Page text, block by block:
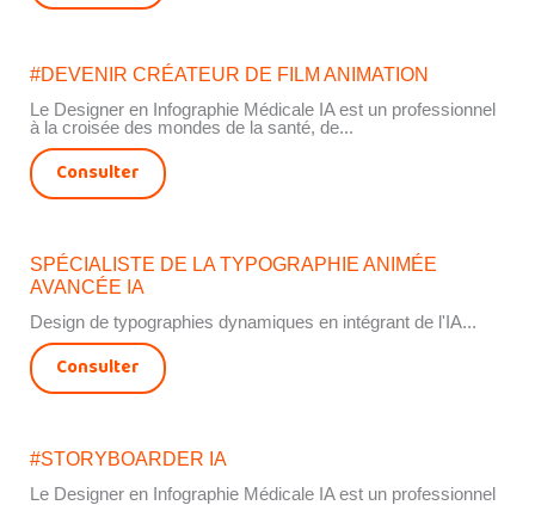
#DEVENIR CRÉATEUR DE FILM ANIMATION
Le Designer en Infographie Médicale IA est un professionnel
à la croisée des mondes de la santé, de...
Consulter
SPÉCIALISTE DE LA TYPOGRAPHIE ANIMÉE
AVANCÉE IA
Design de typographies dynamiques en intégrant de l'IA...
Consulter
#STORYBOARDER IA
Le Designer en Infographie Médicale IA est un professionnel